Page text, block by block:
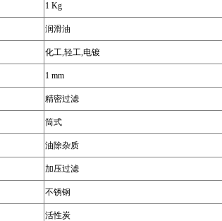
1 Kg
润滑油
化工,轻工,电镀
1 mm
精密过滤
筒式
油除杂质
加压过滤
不锈钢
活性炭